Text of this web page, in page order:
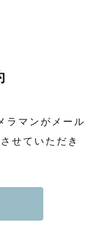
ラマンがメール
せていただき